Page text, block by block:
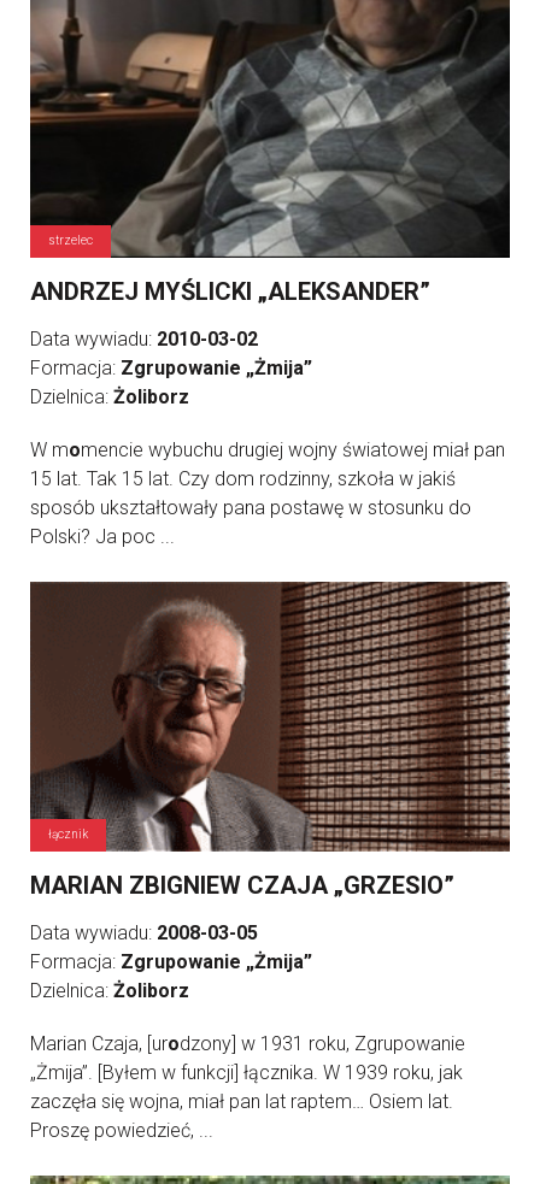
strzelec
ANDRZEJ MYŚLICKI „ALEKSANDER”
Data wywiadu: 2010-03-02
Formacja: Zgrupowanie „Żmija”
Dzielnica: Żoliborz
W momencie wybuchu drugiej wojny światowej miał pan
15 lat. Tak 15 lat. Czy dom rodzinny, szkoła w jakiś
sposób ukształtowały pana postawę w stosunku do
Polski? Ja poc ...
łącznik
MARIAN ZBIGNIEW CZAJA „GRZESIO”
Data wywiadu: 2008-03-05
Formacja: Zgrupowanie „Żmija”
Dzielnica: Żoliborz
Marian Czaja, [urodzony] w 1931 roku, Zgrupowanie
„Żmija”. [Byłem w funkcji] łącznika. W 1939 roku, jak
zaczęła się wojna, miał pan lat raptem… Osiem lat.
Proszę powiedzieć, ...